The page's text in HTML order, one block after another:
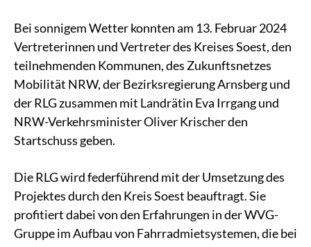
Bei sonnigem Wetter konnten am 13. Februar 2024
Vertreterinnen und Vertreter des Kreises Soest, den
teilnehmenden Kommunen, des Zukunftsnetzes
Mobilität NRW, der Bezirksregierung Arnsberg und
der RLG zusammen mit Landrätin Eva Irrgang und
NRW-Verkehrsminister Oliver Krischer den
Startschuss geben.
Die RLG wird federführend mit der Umsetzung des
Projektes durch den Kreis Soest beauftragt. Sie
profitiert dabei von den Erfahrungen in der WVG-
Gruppe im Aufbau von Fahrradmietsystemen, die bei